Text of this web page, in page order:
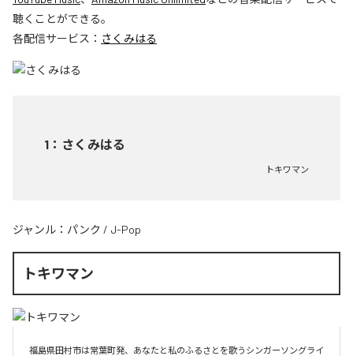
聴くことができる。
各配信サービス： さくみはる
1 ： さくみはる
トキワマン
ジャンル： パンク / J-Pop
トキワマン
福島県田村市は常葉町発、あなたと私のふるさとを歌うシンガーソングライ